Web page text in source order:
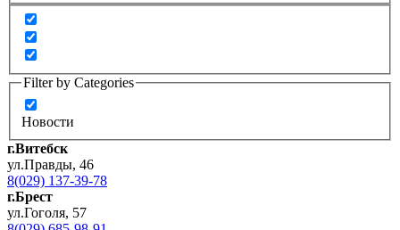
Filter by Categories
Новости
г.Витебск
ул.Правды, 46
8(029) 137-39-78
г.Брест
ул.Гоголя, 57